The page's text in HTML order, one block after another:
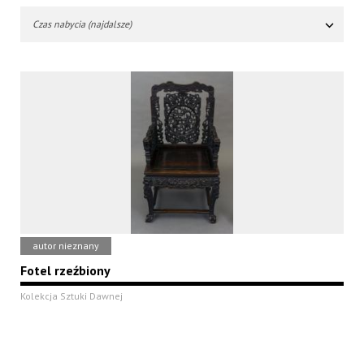
Czas nabycia (najdalsze)
autor nieznany
Fotel rzeźbiony
Kolekcja Sztuki Dawnej